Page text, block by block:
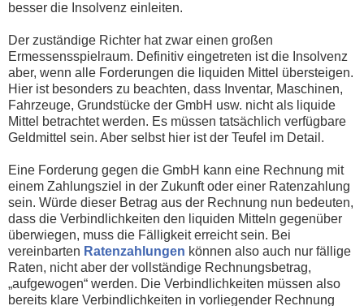
besser die Insolvenz einleiten.
Der zuständige Richter hat zwar einen großen
Ermessensspielraum. Definitiv eingetreten ist die Insolvenz
aber, wenn alle Forderungen die liquiden Mittel übersteigen.
Hier ist besonders zu beachten, dass Inventar, Maschinen,
Fahrzeuge, Grundstücke der GmbH usw. nicht als liquide
Mittel betrachtet werden. Es müssen tatsächlich verfügbare
Geldmittel sein. Aber selbst hier ist der Teufel im Detail.
Eine Forderung gegen die GmbH kann eine Rechnung mit
einem Zahlungsziel in der Zukunft oder einer Ratenzahlung
sein. Würde dieser Betrag aus der Rechnung nun bedeuten,
dass die Verbindlichkeiten den liquiden Mitteln gegenüber
überwiegen, muss die Fälligkeit erreicht sein. Bei
vereinbarten Ratenzahlungen können also auch nur fällige
Raten, nicht aber der vollständige Rechnungsbetrag,
„aufgewogen“ werden. Die Verbindlichkeiten müssen also
bereits klare Verbindlichkeiten in vorliegender Rechnung